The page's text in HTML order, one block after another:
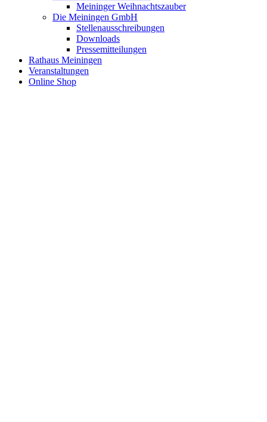
Meininger Weihnachtszauber
Die Meiningen GmbH
Stellenausschreibungen
Downloads
Pressemitteilungen
Rathaus Meiningen
Veranstaltungen
Online Shop